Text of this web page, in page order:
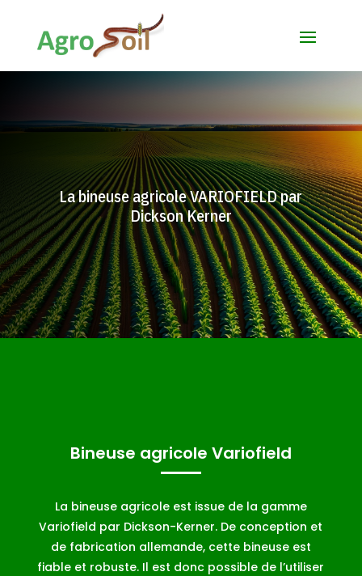
La bineuse agricole VARIOFIELD par
Dickson Kerner
Bineuse agricole Variofield
La bineuse agricole est issue de la gamme
Variofield par Dickson-Kerner. De conception et
de fabrication allemande, cette bineuse est
fiable et robuste. Il est donc possible de l’utiliser